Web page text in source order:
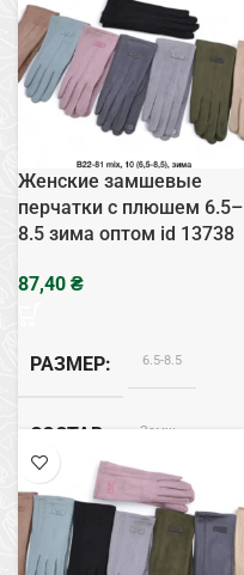
ВНУТРЕННЯЯ ОТДЕЛКА
Плюш
Женские замшевые
перчатки с плюшем 6.5–
8.5 зима оптом id 13738
₴
РАЗМЕР 6.5-8.5
СОСТАВ Замш
ВНУТРЕННЯЯ ОТДЕЛКА
Плюш